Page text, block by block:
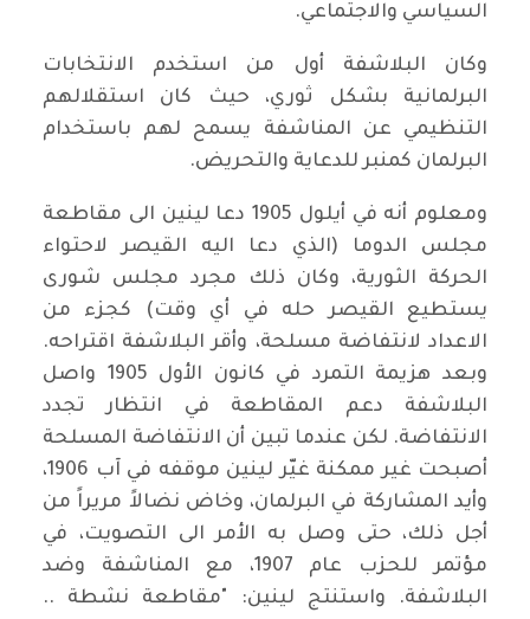
السياسي والاجتماعي.
وكان البلاشفة أول من استخدم الانتخابات
البرلمانية بشكل ثوري، حيث كان استقلالهم
التنظيمي عن المناشفة يسمح لهم باستخدام
البرلمان كمنبر للدعاية والتحريض.
ومعلوم أنه في أيلول 1905 دعا لينين الى مقاطعة
مجلس الدوما (الذي دعا اليه القيصر لاحتواء
الحركة الثورية، وكان ذلك مجرد مجلس شورى
يستطيع القيصر حله في أي وقت) كجزء من
الاعداد لانتفاضة مسلحة، وأقر البلاشفة اقتراحه.
وبعد هزيمة التمرد في كانون الأول 1905 واصل
البلاشفة دعم المقاطعة في انتظار تجدد
الانتفاضة. لكن عندما تبين أن الانتفاضة المسلحة
أصبحت غير ممكنة غيّر لينين موقفه في آب 1906،
وأيد المشاركة في البرلمان، وخاض نضالاً مريراً من
أجل ذلك، حتى وصل به الأمر الى التصويت، في
مؤتمر للحزب عام 1907، مع المناشفة وضد
البلاشفة. واستنتج لينين: "مقاطعة نشطة ..